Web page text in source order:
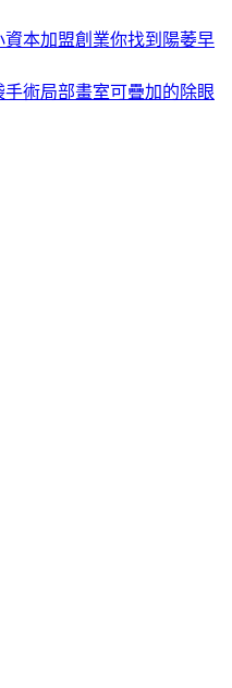
本加盟創業你找到陽萎早
術局部畫室可疊加的除眼